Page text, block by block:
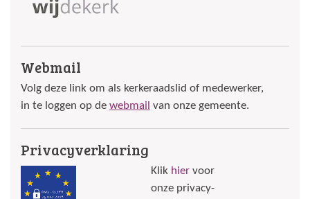
Webmail
Volg deze link om als kerkeraadslid of medewerker,
in te loggen op de webmail van onze gemeente.
Privacyverklaring
Klik hier voor
onze privacy-